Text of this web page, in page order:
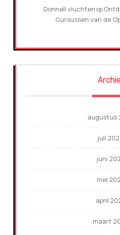
Donnell vluchtenop
Cursussen van de
augustus
juli
juni
mei
april
maart